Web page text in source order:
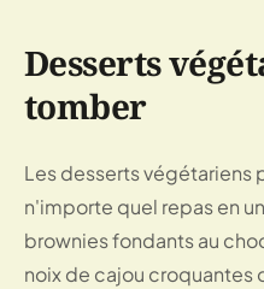
Desserts
tomber
Les desserts végétariens
n'importe quel repas en
brownies fondants au
noix de cajou croquantes